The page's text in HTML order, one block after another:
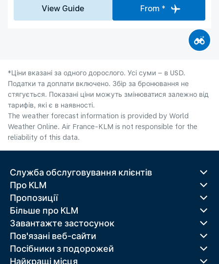
View Guide From *
*Ціни вказані за одного дорослого. Усі суми – в USD.
Податки та доплати включено. Збір за бронювання не
стягується. Показані ціни можуть змінюватися залежно від
тарифів, які є в наявності.
The weather forecast information is provided by World
Weather Online. Air France-KLM is not responsible for the
reliability of this data.
Служба обслуговування клієнтів
Про KLM
Пропозиції
Більше про KLM
Завантажте застосунок
Пов'язані веб-сайти
Посібники з подорожей
Найкращі місця